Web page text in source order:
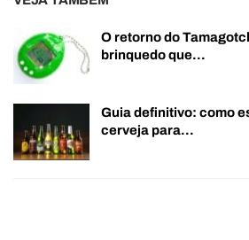
O retorno do
brinquedo que…
Guia definitivo: como
cerveja para…